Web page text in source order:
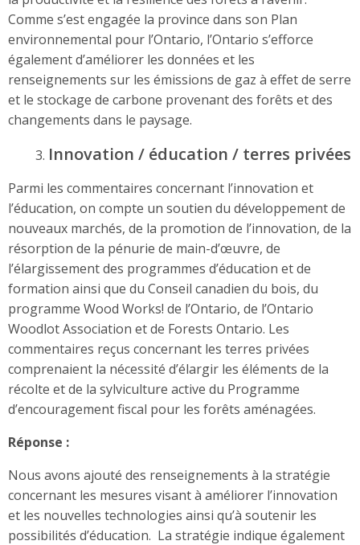
Comme s’est engagée la province dans son Plan
environnemental pour l’Ontario, l’Ontario s’efforce
également d’améliorer les données et les
renseignements sur les émissions de gaz à effet de serre
et le stockage de carbone provenant des forêts et des
changements dans le paysage.
Innovation / éducation / terres privées
Parmi les commentaires concernant l’innovation et
l’éducation, on compte un soutien du développement de
nouveaux marchés, de la promotion de l’innovation, de la
résorption de la pénurie de main-d’œuvre, de
l’élargissement des programmes d’éducation et de
formation ainsi que du Conseil canadien du bois, du
programme Wood Works! de l’Ontario, de l’Ontario
Woodlot Association et de Forests Ontario. Les
commentaires reçus concernant les terres privées
comprenaient la nécessité d’élargir les éléments de la
récolte et de la sylviculture active du Programme
d’encouragement fiscal pour les forêts aménagées.
Réponse :
Nous avons ajouté des renseignements à la stratégie
concernant les mesures visant à améliorer l’innovation
et les nouvelles technologies ainsi qu’à soutenir les
possibilités d’éducation. La stratégie indique également